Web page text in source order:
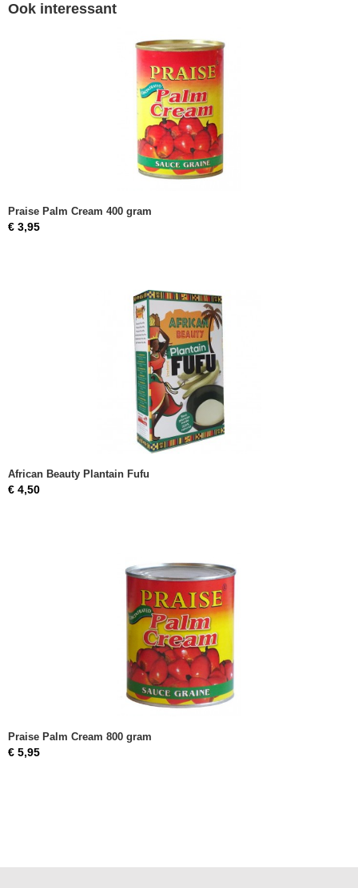
Ook interessant
Praise Palm Cream 400 gram
€ 3,95
African Beauty Plantain Fufu
€ 4,50
Praise Palm Cream 800 gram
€ 5,95